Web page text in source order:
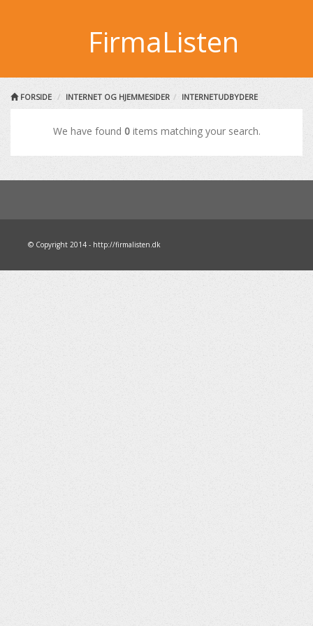
FirmaListen
FORSIDE INTERNET OG HJEMMESIDER INTERNETUDBYDERE
We have found 0items matching your search.
© Copyright 2014 - http://firmalisten.dk